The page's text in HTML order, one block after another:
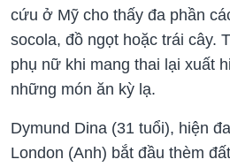
cứu ở Mỹ cho thấy đa phần
socola, đồ ngọt hoặc trái cây.
phụ nữ khi mang thai lại xuất
những món ăn kỳ lạ.
Dymund Dina (31 tuổi), hiện
London (Anh) bắt đầu thèm